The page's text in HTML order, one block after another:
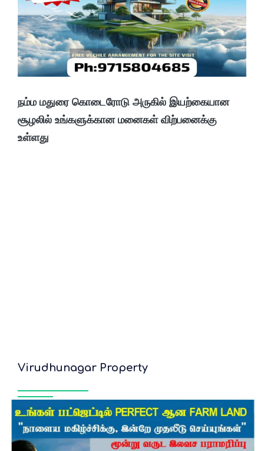
நம்ம மதுரை கொடைரோடு அருகில் இயற்கையான
சூழலில் உங்களுக்கான மனைகள் விற்பனைக்கு
உள்ளது
Virudhunagar Property